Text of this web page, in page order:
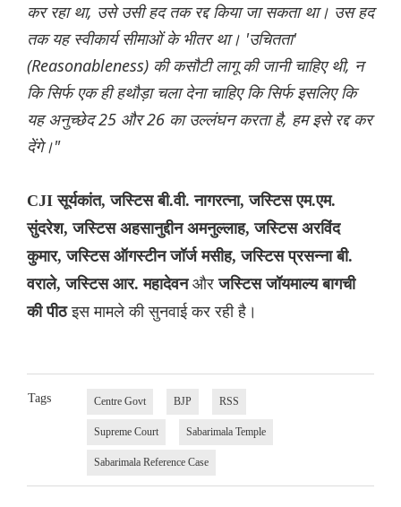
कर रहा था, उसे उसी हद तक रद्द किया जा सकता था। उस हद
तक यह स्वीकार्य सीमाओं के भीतर था। 'उचितता'
(Reasonableness) की कसौटी लागू की जानी चाहिए थी, न
कि सिर्फ एक ही हथौड़ा चला देना चाहिए कि सिर्फ इसलिए कि
यह अनुच्छेद 25 और 26 का उल्लंघन करता है, हम इसे रद्द कर
देंगे।"
CJI सूर्यकांत, जस्टिस बी.वी. नागरत्ना, जस्टिस एम.एम.
सुंदरेश, जस्टिस अहसानुद्दीन अमनुल्लाह, जस्टिस अरविंद
कुमार, जस्टिस ऑगस्टीन जॉर्ज मसीह, जस्टिस प्रसन्ना बी.
वराले, जस्टिस आर. महादेवनऔरजस्टिस जॉयमाल्य बागची
की पीठइस मामले की सुनवाई कर रही है।
Tags Centre Govt BJP RSS
Supreme Court Sabarimala Temple
Sabarimala Reference Case